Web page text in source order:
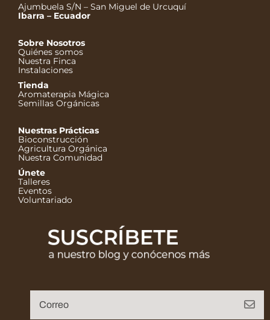
Ajumbuela S/N – San Miguel de Urcuquí
Ibarra – Ecuador
Sobre Nosotros
Quiénes somos
Nuestra Finca
Instalaciones
Tienda
Aromaterapia Mágica
Semillas Orgánicas
Nuestras Prácticas
Bioconstrucción
Agricultura Orgánica
Nuestra Comunidad
Únete
Talleres
Eventos
Voluntariado